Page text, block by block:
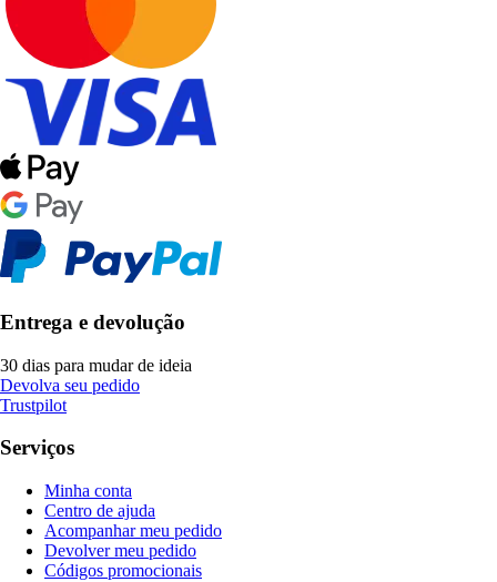
Entrega e devolução
30 dias para mudar de ideia
Devolva seu pedido
Trustpilot
Serviços
Minha conta
Centro de ajuda
Acompanhar meu pedido
Devolver meu pedido
Códigos promocionais